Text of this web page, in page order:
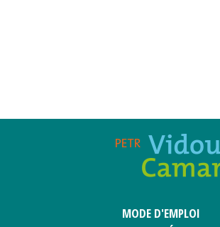
MODE D'EMPLOI